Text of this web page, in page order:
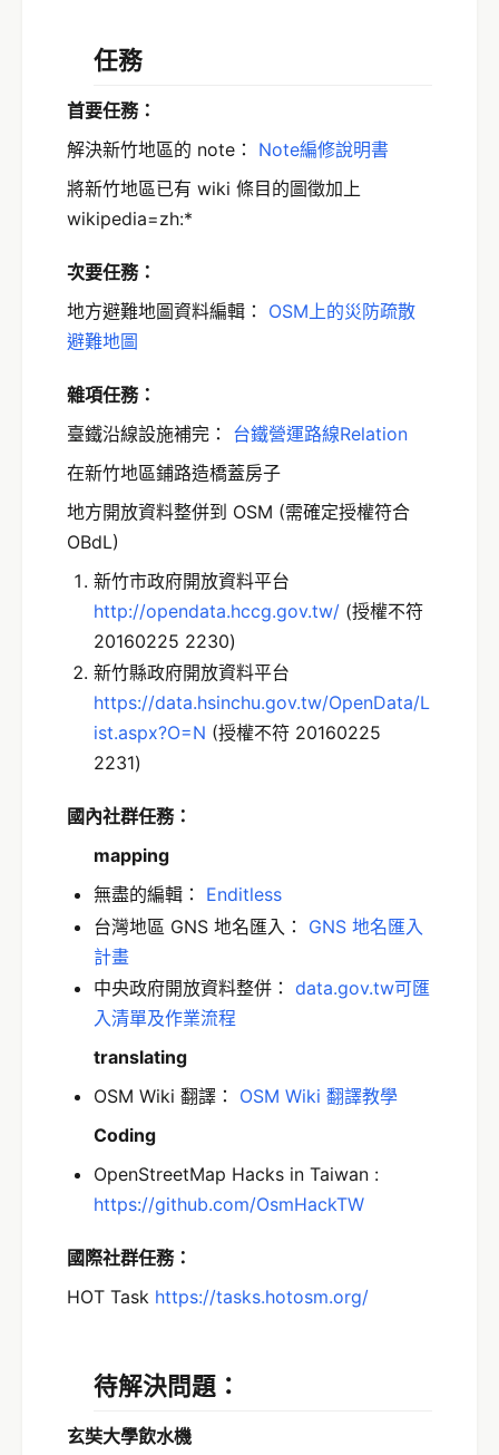
任務
首要任務：
解決新竹地區的 note： Note編修說明書
將新竹地區已有 wiki 條目的圖徵加上
wikipedia=zh:*
次要任務：
地方避難地圖資料編輯： OSM上的災防疏散
避難地圖
雜項任務：
臺鐵沿線設施補完： 台鐵營運路線Relation
在新竹地區鋪路造橋蓋房子
地方開放資料整併到 OSM (需確定授權符合
OBdL)
新竹市政府開放資料平台
http://opendata.hccg.gov.tw/ (授權不符
20160225 2230)
新竹縣政府開放資料平台
https://data.hsinchu.gov.tw/OpenData/L
ist.aspx?O=N (授權不符 20160225
2231)
國內社群任務：
mapping
無盡的編輯： Enditless
台灣地區 GNS 地名匯入： GNS 地名匯入
計畫
中央政府開放資料整併： data.gov.tw可匯
入清單及作業流程
translating
OSM Wiki 翻譯： OSM Wiki 翻譯教學
Coding
OpenStreetMap Hacks in Taiwan :
https://github.com/OsmHackTW
國際社群任務：
HOT Task https://tasks.hotosm.org/
待解決問題：
玄奘大學飲水機